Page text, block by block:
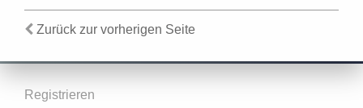
Zurück zur vorherigen Seite
Registrieren